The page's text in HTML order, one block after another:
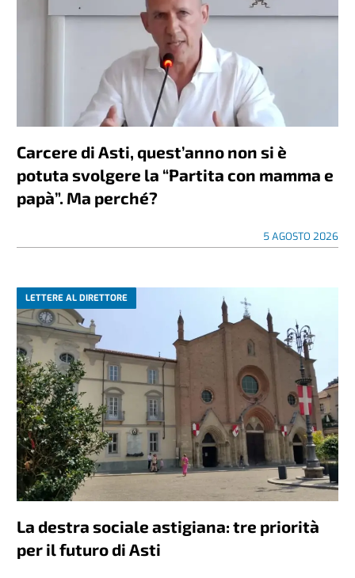
Carcere di Asti, quest’anno non si è
potuta svolgere la “Partita con mamma e
papà”. Ma perché?
5 AGOSTO 2026
LETTERE AL DIRETTORE
La destra sociale astigiana: tre priorità
per il futuro di Asti